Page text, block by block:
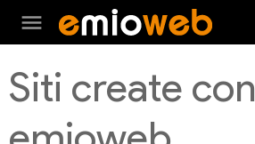
menu
Siti create con